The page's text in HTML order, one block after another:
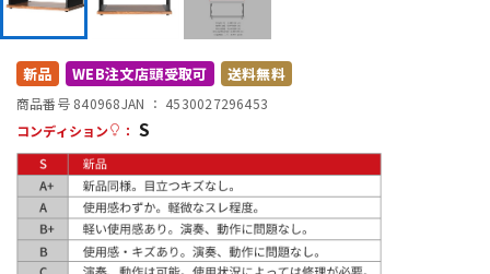
DTM オンライン納品
配信/ライブ機器
中古 ヴィンテージ
新品 WEB注文店頭受取可 送料無料
商品番号 840968JAN ： 4530027296453
コンディション
： S